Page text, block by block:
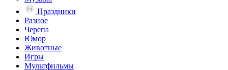
Праздники
Разное
Черепа
Юмор
Животные
Игры
Мультфильмы